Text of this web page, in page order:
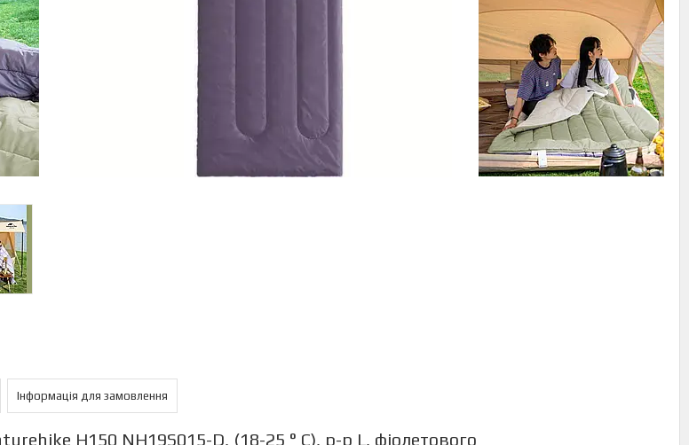
Інформація для замовлення
H150 NH19S015-D, (18-25 ° C), p-р L, фіолетового